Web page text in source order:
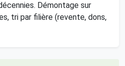
Démontage sur
tri par filière (revente, dons,